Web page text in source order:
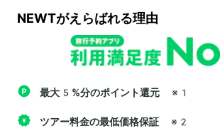
NEWTがえらばれる理由
最大5%分のポイント還元 ※1
ツアー料金の最低価格保証 ※2